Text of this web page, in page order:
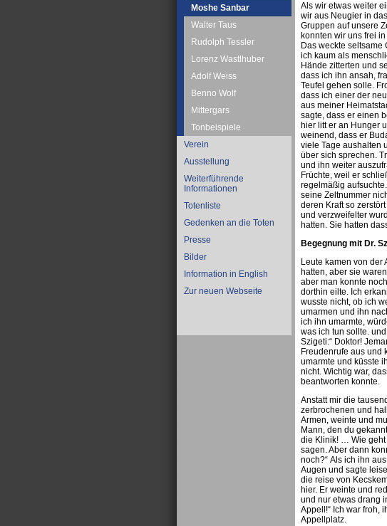
Moshe Sanbar
Walter Taus
Rudolph Tessler
Lorenz Wastlhuber
Adolf Weiss
Benno Wolf
Mittergars
Tonbeispiele
Verein
Ausstellung
Weiterführende
Informationen
Totenliste
Gedenken an die Toten
Presse
Bilder
Information in English
Zur neuen Webseite
Als wir etwas weiter
wir aus Neugier in
Gruppen auf unsere
konnten wir uns frei
Das weckte seltsame
ich kaum als
Hände zitterten und
dass ich ihn ansah,
Teufel gehen solle.
dass ich einer der
aus meiner
sagte, dass er einen
hier litt er an Hunger
weinend, dass er
viele Tage aushalten
über sich sprechen.
und ihn weiter
Früchte, weil er
regelmäßig
seine Zeltnummer
deren Kraft so
und verzweifelter
hatten. Sie hatten
Begegnung mit Dr.
Leute kamen von der
hatten, aber sie
aber man konnte
dorthin eilte. Ich
wusste nicht, ob ich
umarmen und ihn
ich ihn umarmte,
was ich tun sollte.
Szigeti:“ Doktor!
Freudenrufe aus und
umarmte und küsste
nicht. Wichtig war,
beantworten konnte.
Anstatt mir die
zerbrochenen und
Armen, weinte und
Mann, den du
die Klinik! … Wie geht
sagen. Aber dann
noch?“ Als ich ihn
Augen und sagte
die reise von
hier. Er weinte und
und nur etwas drang
Appell!“ Ich war froh,
Appellplatz.